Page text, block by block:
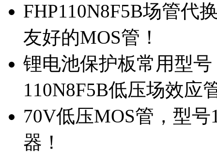
FHP110N8F5B场管代
友好的MOS管！
锂电池保护板常用型
110N8F5B低压场效应
70V低压MOS管，型
器！